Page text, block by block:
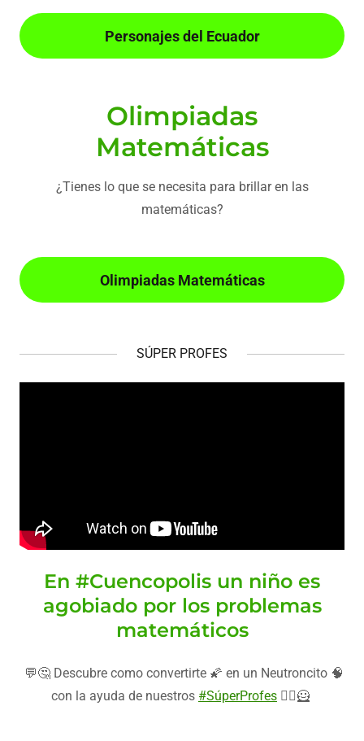
Personajes del Ecuador
Olimpiadas
Matemáticas
¿Tienes lo que se necesita para brillar en las
matemáticas?
Olimpiadas Matemáticas
SÚPER PROFES
En #Cuencopolis un niño es
agobiado por los problemas
matemáticos
💬🤔 Descubre como convertirte 🌠 en un Neutroncito 🧠
con la ayuda de nuestros #SúperProfes 🦸‍♂️🦸